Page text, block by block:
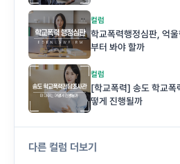
컬럼
학교폭력행정심판, 억
부터 봐야 할까
컬럼
[학교폭력] 송도 학교폭
떻게 진행될까
다른 컬럼 더보기